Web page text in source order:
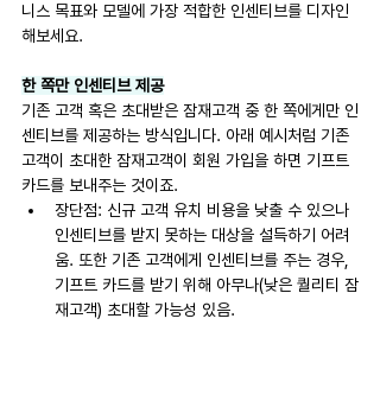
니스 목표와 모델에 가장 적합한 인센티브를 디자인
해보세요.
한 쪽만 인센티브 제공
기존 고객 혹은 초대받은 잠재고객 중 한 쪽에게만 인
센티브를 제공하는 방식입니다. 아래 예시처럼 기존
고객이 초대한 잠재고객이 회원 가입을 하면 기프트
카드를 보내주는 것이죠.
장단점: 신규 고객 유치 비용을 낮출 수 있으나
인센티브를 받지 못하는 대상을 설득하기 어려
움. 또한 기존 고객에게 인센티브를 주는 경우,
기프트 카드를 받기 위해 아무나(낮은 퀄리티 잠
재고객) 초대할 가능성 있음.